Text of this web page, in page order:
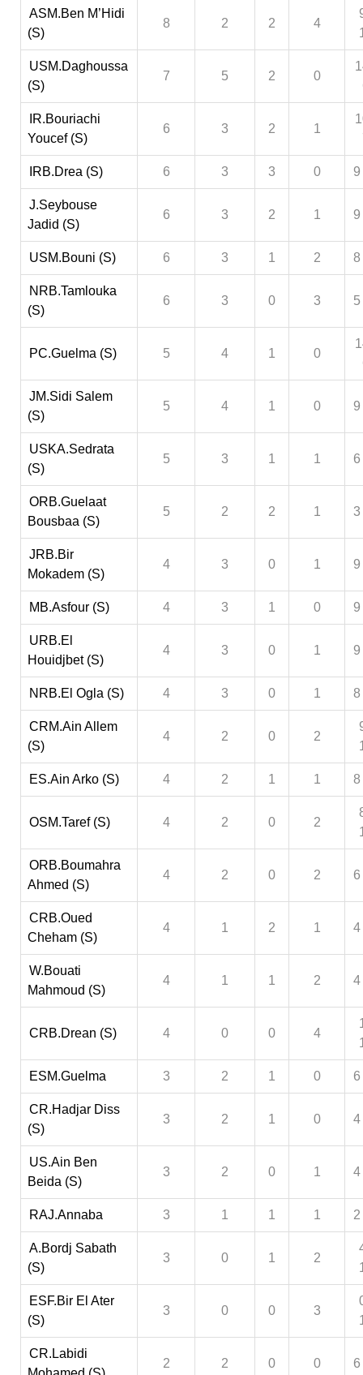
ASM.Ben M’Hidi
(S)
8 2 2 4
USM.Daghoussa
(S)
7 5 2 0
IR.Bouriachi
Youcef (S)
6 3 2 1
IRB.Drea (S) 6 3 3 0 9
J.Seybouse
Jadid (S)
6 3 2 1 9
USM.Bouni (S) 6 3 1 2 8
NRB.Tamlouka
(S)
6 3 0 3 5
PC.Guelma (S) 5 4 1 0
JM.Sidi Salem
(S)
5 4 1 0 9
USKA.Sedrata
(S)
5 3 1 1 6
ORB.Guelaat
Bousbaa (S)
5 2 2 1 3
JRB.Bir
Mokadem (S)
4 3 0 1 9
MB.Asfour (S) 4 3 1 0 9
URB.El
Houidjbet (S)
4 3 0 1 9
NRB.El Ogla (S) 4 3 0 1 8
CRM.Ain Allem
(S)
4 2 0 2
ES.Ain Arko (S) 4 2 1 1 8
OSM.Taref (S) 4 2 0 2
ORB.Boumahra
Ahmed (S)
4 2 0 2 6
CRB.Oued
Cheham (S)
4 1 2 1 4
W.Bouati
Mahmoud (S)
4 1 1 2 4
CRB.Drean (S) 4 0 0 4
ESM.Guelma 3 2 1 0 6
CR.Hadjar Diss
(S)
3 2 1 0 4
US.Ain Ben
Beida (S)
3 2 0 1 4
RAJ.Annaba 3 1 1 1 2
A.Bordj Sabath
(S)
3 0 1 2
ESF.Bir El Ater
(S)
3 0 0 3
CR.Labidi
2 2 0 0 6